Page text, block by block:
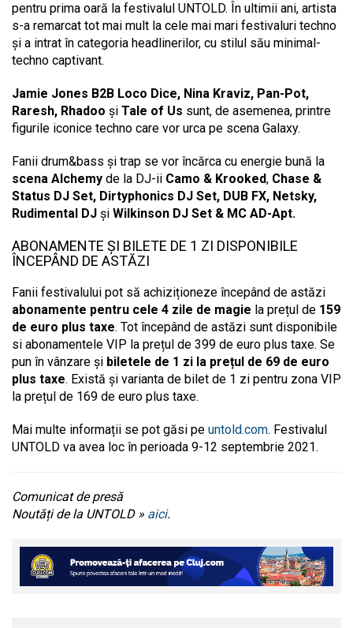
pentru prima oară la festivalul UNTOLD. În ultimii ani, artista
s-a remarcat tot mai mult la cele mai mari festivaluri techno
și a intrat în categoria headlinerilor, cu stilul său minimal-
techno captivant.
Jamie Jones B2B Loco Dice, Nina Kraviz, Pan-Pot,
Raresh, Rhadoo și Tale of Us sunt, de asemenea, printre
figurile iconice techno care vor urca pe scena Galaxy.
Fanii drum&bass și trap se vor încărca cu energie bună la
scena Alchemy de la DJ-ii Camo & Krooked, Chase &
Status DJ Set, Dirtyphonics DJ Set, DUB FX, Netsky,
Rudimental DJ și Wilkinson DJ Set & MC AD-Apt.
ABONAMENTE ȘI BILETE DE 1 ZI DISPONIBILE
ÎNCEPÂND DE ASTĂZI
Fanii festivalului pot să achiziționeze începând de astăzi
abonamente pentru cele 4 zile de magie la prețul de 159
de euro plus taxe. Tot începând de astăzi sunt disponibile
si abonamentele VIP la prețul de 399 de euro plus taxe. Se
pun în vânzare și biletele de 1 zi la prețul de 69 de euro
plus taxe. Există și varianta de bilet de 1 zi pentru zona VIP
la prețul de 169 de euro plus taxe.
Mai multe informații se pot găsi pe untold.com. Festivalul
UNTOLD va avea loc în perioada 9-12 septembrie 2021.
Comunicat de presă
Noutăți de la UNTOLD » aici.